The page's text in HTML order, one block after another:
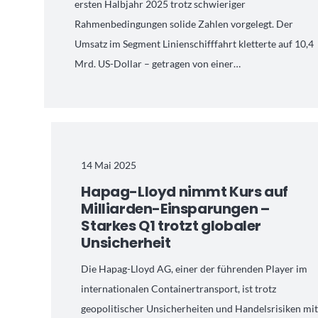
ersten Halbjahr 2025 trotz schwieriger
Rahmenbedingungen solide Zahlen vorgelegt. Der
Umsatz im Segment Linienschifffahrt kletterte auf 10,4
Mrd. US-Dollar – getragen von einer…
14 Mai 2025
Hapag-Lloyd nimmt Kurs auf
Milliarden-Einsparungen –
Starkes Q1 trotzt globaler
Unsicherheit
Die Hapag-Lloyd AG, einer der führenden Player im
internationalen Containertransport, ist trotz
geopolitischer Unsicherheiten und Handelsrisiken mit